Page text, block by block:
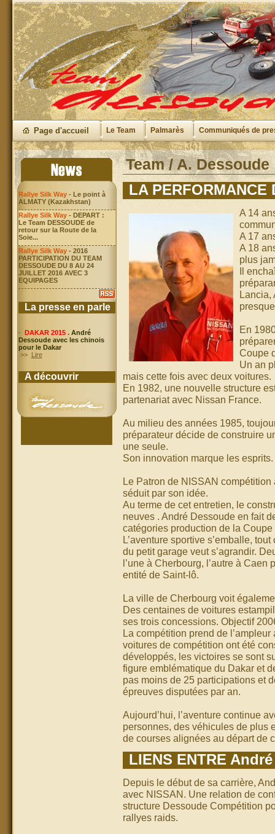
Page d'accueil Le Team Palmarès Communiqués de
Rallye Silk Way- Le point à
ALMATY (Kazakhstan)
Rallye Silk Way- DEPART :
Le Team DESSOUDE de
retour sur la Route de la
Soie...
Rallye Silk Way- 2016
PARTICIPATION DU TEAM
DESSOUDE DU 8 AU 24
JUILLET 2016 AVEC 3
EQUIPAGES
La presse en parle
- DAKAR 2015 . André
Dessoude avec les chinois
pour le Dakar
>>
Lire
A découvrir
Team / A. Dessoude
LA PERFORMANCE
A 14
A 17
A 18
plus
Il
Lancia,
En
Coupe
Un an
mais cette fois avec deux voitures.
En 1982, une nouvelle structure
partenariat avec Nissan France.
Au milieu des années 1985,
préparateur décide de construire
une seule.
Son innovation marque les esprits.
Le Patron de NISSAN
séduit par son idée.
Au terme de cet entretien, le
neuves . André Dessoude en fait
catégories production de la
L’aventure sportive s’emballe,
du petit garage veut s’agrandir.
l’une à Cherbourg, l’autre à
entité de Saint-lô.
La ville de Cherbourg voit
Des centaines de voitures
ses trois concessions. Objectif
La compétition prend de
voitures de compétition ont été
développés, les victoires se sont
figure emblématique du Dakar et
pas moins de 25 participations et
épreuves disputées par an.
Aujourd’hui, l’aventure continue
personnes, des véhicules de plus
de courses alignées au départ de
LIENS ENTRE
Depuis le début de sa carrière,
avec NISSAN. Une relation de
structure Dessoude Compétition
rallyes raids.